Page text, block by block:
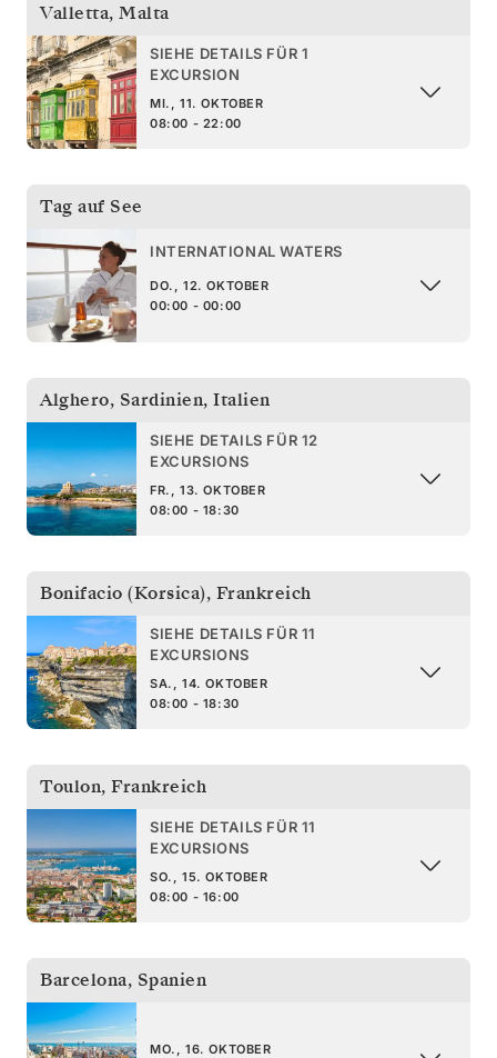
Valletta, Malta
SIEHE DETAILS FÜR 1
EXCURSION
MI., 11. OKTOBER
08:00 - 22:00
Tag auf See
INTERNATIONAL WATERS
DO., 12. OKTOBER
00:00 - 00:00
Alghero, Sardinien, Italien
SIEHE DETAILS FÜR 12
EXCURSIONS
FR., 13. OKTOBER
08:00 - 18:30
Bonifacio (Korsica), Frankreich
SIEHE DETAILS FÜR 11
EXCURSIONS
SA., 14. OKTOBER
08:00 - 18:30
Toulon, Frankreich
SIEHE DETAILS FÜR 11
EXCURSIONS
SO., 15. OKTOBER
08:00 - 16:00
Barcelona, Spanien
MO., 16. OKTOBER